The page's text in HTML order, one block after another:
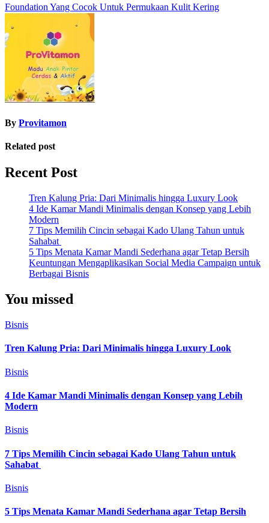
Post
navigation
Foundation Yang Cocok Untuk Permukaan Kulit Kering
By Provitamon
Related post
Recent Post
Tren Kalung Pria: Dari Minimalis hingga Luxury Look
4 Ide Kamar Mandi Minimalis dengan Konsep yang Lebih
Modern
7 Tips Memilih Cincin sebagai Kado Ulang Tahun untuk
Sahabat
5 Tips Menata Kamar Mandi Sederhana agar Tetap Bersih
Keuntungan Mengaplikasikan Social Media Campaign untuk
Berbagai Bisnis
You missed
Bisnis
Tren Kalung Pria: Dari Minimalis hingga Luxury Look
Bisnis
4 Ide Kamar Mandi Minimalis dengan Konsep yang Lebih
Modern
Bisnis
7 Tips Memilih Cincin sebagai Kado Ulang Tahun untuk
Sahabat
Bisnis
5 Tips Menata Kamar Mandi Sederhana agar Tetap Bersih